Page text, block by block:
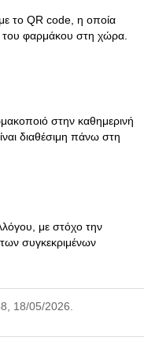
με το QR code, η οποία
του φαρμάκου στη χώρα.
στην καθημερινή
διαθέσιμη πάνω στη
με στόχο την
συγκεκριμένων
18/05/2026.